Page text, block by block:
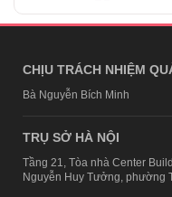
CHỊU TRÁCH NHIỆM
Bà Nguyễn Bích Minh
TRỤ SỞ HÀ NỘI
Tầng 21, Tòa nhà Center
Nguyễn Huy Tưởng, phường